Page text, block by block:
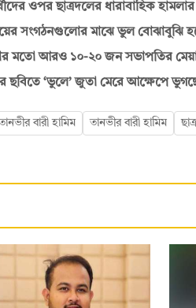
ওপর ছাত্রদলের ধারাবাহিক
সংগঠনগুলোর মাঝে ভুল বোঝাবুঝি
মতো আরও ১০-২০ জন সভাপতির
ছবিতে ‘ভুলে’ জুতা মেরে আক্ষেপে
বারী হামিম তানভীর বারী হামিম